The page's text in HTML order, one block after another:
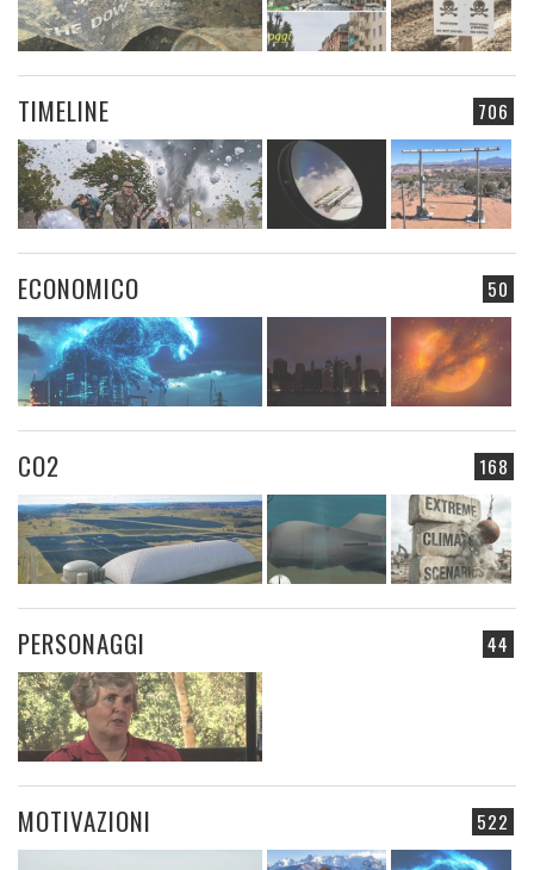
706
TIMELINE
50
ECONOMICO
168
CO2
44
PERSONAGGI
522
MOTIVAZIONI